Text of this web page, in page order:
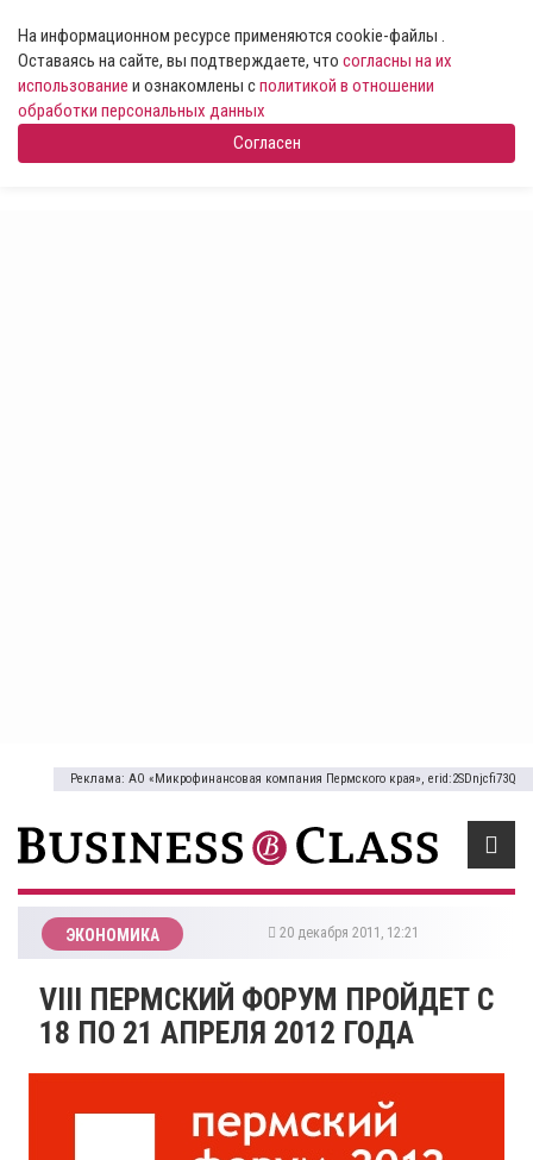
На информационном ресурсе применяются cookie-файлы .
Оставаясь на сайте, вы подтверждаете, что согласны на их
использование и ознакомлены сполитикой в отношении
обработки персональных данных
Согласен
Реклама: АО «Микрофинансовая компания Пермского края», erid:2SDnjcfi73Q
ЭКОНОМИКА 20 декабря 2011, 12:21
VIII ПЕРМСКИЙ ФОРУМ ПРОЙДЕТ С
18 ПО 21 АПРЕЛЯ 2012 ГОДА